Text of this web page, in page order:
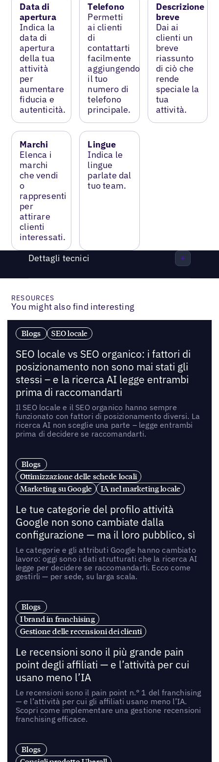
Data di
apertura
Indica la
data di
apertura
della tua
attività
per
aumentare
fiducia e
autenticità.
Telefono
Permetti
ai clienti
di
contattarti
facilmente
aggiungendo
il tuo
numero di
telefono
principale.
Descrizione
breve
Dai ai
clienti un
breve
riassunto
di ciò che
rende
speciale la
tua
attività.
Marchi
Elenca i
marchi
che vendi
o
rappresenti
per
attirare
clienti
interessati.
Lingue
Indica le
lingue
parlate dal
tuo team.
Dettagli tecnici
RESOURCES
You might also find interesting
Blogs SEO locale
SEO locale vs SEO organico: i fattori di
posizionamento non sono mai stati gli
stessi – e la ricerca AI legge entrambi
prima di raccomandarti
Il SEO locale e il SEO organico hanno sempre
funzionato con fattori di posizionamento diversi. La
ricerca AI non sceglie una parte – legge entrambi
prima di decidere se raccomandarti.
Blogs
Ottimizzazione delle schede locali
Marketing su Google
IA nel marketing locale
Le tue categorie del profilo attività
Google non sono cambiate dalla
configurazione — ma il loro pubblico, sì
Le categorie e gli attributi Google hanno cambiato
lavoro: oggi sono i dati strutturati che la ricerca AI
legge per decidere se raccomandarti. Ecco come
gestirli — per sede, su larga scala.
Blogs
I brand in franchising
Gestione delle recensioni dei clienti
Le recensioni sono il più grande pain
point degli affiliati — e l’attività per cui
usano meno l’IA
Le recensioni sono il pain point n.° 1 del franchising
— e l’attività per cui gli affiliati usano meno l’IA.
Scopri come implementare una gestione recensioni
franchising efficace.
Blogs